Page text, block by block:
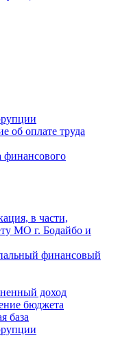
об оплате труда
финансового
в части,
МО г. Бодайбо и
финансовый
доход
бюджета
база